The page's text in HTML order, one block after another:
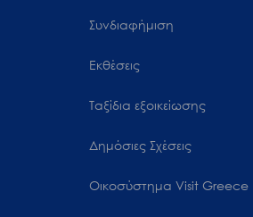
Συνδιαφήμιση
Εκθέσεις
Ταξίδια εξοικείωσης
Δημόσιες Σχέσεις
Oικοσύστημα Visit Greece